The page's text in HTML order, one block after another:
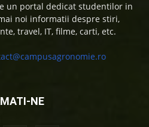
un portal dedicat studentilor in
noi informatii despre stiri,
travel, IT, filme, carti, etc.
NE